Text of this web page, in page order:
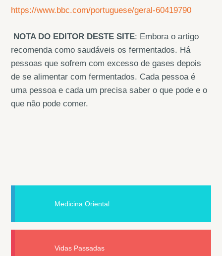
https://www.bbc.com/portuguese/geral-60419790
NOTA DO EDITOR DESTE SITE: Embora o artigo
recomenda como saudáveis os fermentados. Há
pessoas que sofrem com excesso de gases depois
de se alimentar com fermentados. Cada pessoa é
uma pessoa e cada um precisa saber o que pode e o
que não pode comer.
Medicina Oriental
Vidas Passadas